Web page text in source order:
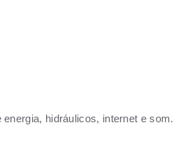
hidráulicos, internet e som.